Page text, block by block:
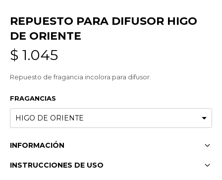
REPUESTO PARA DIFUSOR HIGO
DE ORIENTE
$ 1.045
Repuesto de fragancia incolora para difusor.
FRAGANCIAS
INFORMACIÓN
INSTRUCCIONES DE USO